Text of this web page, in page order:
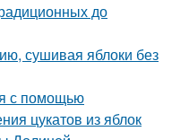
до
сушивая яблоки без
с помощью
цукатов из яблок